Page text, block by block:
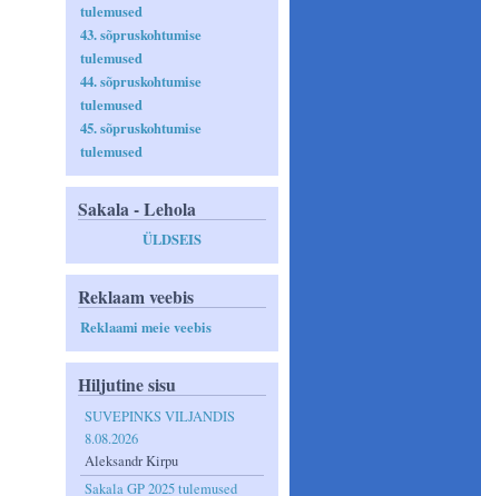
tulemused
43. sõpruskohtumise
tulemused
44. sõpruskohtumise
tulemused
45. sõpruskohtumise
tulemused
Sakala - Lehola
ÜLDSEIS
Reklaam veebis
Reklaami meie veebis
Hiljutine sisu
SUVEPINKS VILJANDIS
8.08.2026
Aleksandr Kirpu
Sakala GP 2025 tulemused